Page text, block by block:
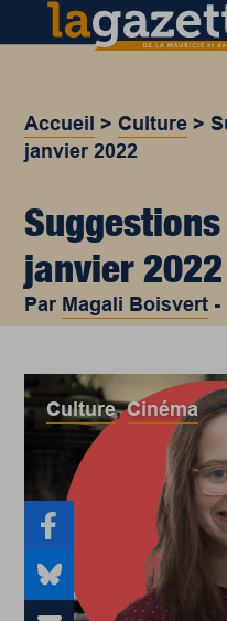
Accueil > Culture >
janvier 2022
janvier 2022
Par Magali Boisvert -
Culture,Cinéma